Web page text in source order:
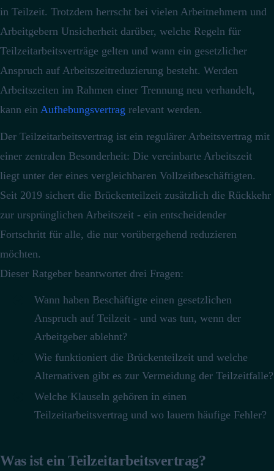
in Teilzeit. Trotzdem herrscht bei vielen Arbeitnehmern und
Arbeitgebern Unsicherheit darüber, welche Regeln für
Teilzeitarbeitsverträge gelten und wann ein gesetzlicher
Anspruch auf Arbeitszeitreduzierung besteht. Werden
Arbeitszeiten im Rahmen einer Trennung neu verhandelt,
kann ein Aufhebungsvertrag relevant werden.
Der Teilzeitarbeitsvertrag ist ein regulärer Arbeitsvertrag mit
einer zentralen Besonderheit: Die vereinbarte Arbeitszeit
liegt unter der eines vergleichbaren Vollzeitbeschäftigten.
Seit 2019 sichert die Brückenteilzeit zusätzlich die Rückkehr
zur ursprünglichen Arbeitszeit - ein entscheidender
Fortschritt für alle, die nur vorübergehend reduzieren
möchten.
Dieser Ratgeber beantwortet drei Fragen:
Wann haben Beschäftigte einen gesetzlichen
Anspruch auf Teilzeit - und was tun, wenn der
Arbeitgeber ablehnt?
Wie funktioniert die Brückenteilzeit und welche
Alternativen gibt es zur Vermeidung der Teilzeitfalle?
Welche Klauseln gehören in einen
Teilzeitarbeitsvertrag und wo lauern häufige Fehler?
Was ist ein Teilzeitarbeitsvertrag?